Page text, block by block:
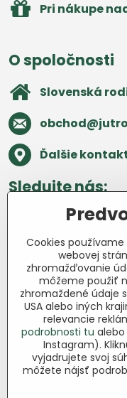
Pri nákupe
O spoločnosti
Slovenská
Ďalšie
Sledujte nás:
Facebook
Všetko o
Ďakujeme za
Sme
Fungujeme
veria v
nákup na
v tom, čo má
Cookies
webovej
zhromažďovanie
môžeme použiť
zhromaždené údaje
USA alebo iných
relevancie
podrobnosti tu alebo
Instagram).
vyjadrujete svoj
môžete nájsť